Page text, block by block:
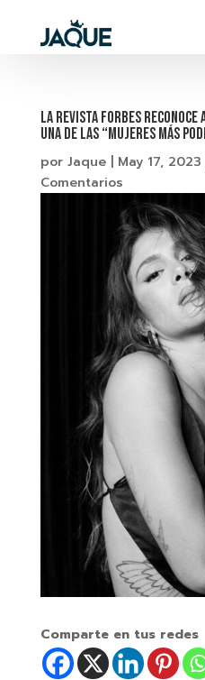
La Revista Forbes
una de las “Mujeres más
por Jaque| May 17, 2023
Comentarios
Comparte en tus redes